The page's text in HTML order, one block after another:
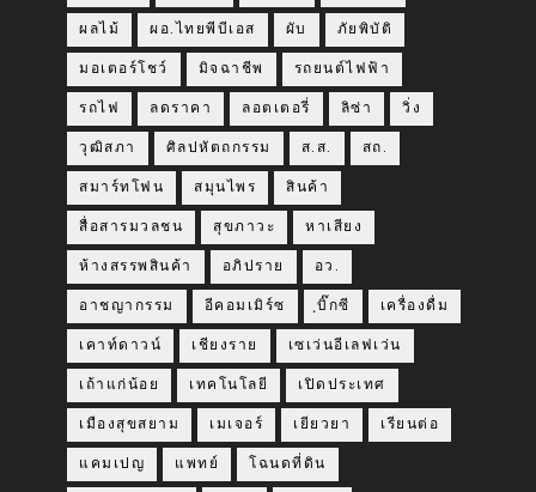
ผลไม้ ผอ.ไทยพีบีเอส ผับ ภัยพิบัติ
มอเตอร์โชว์ มิจฉาชีพ รถยนต์ไฟฟ้า
รถไฟ ลดราคา ลอตเตอรี่ ลิซ่า วิ่ง
วุฒิสภา ศิลปหัตถกรรม ส.ส. สถ.
สมาร์ทโฟน สมุนไพร สินค้า
สื่อสารมวลชน สุขภาวะ หาเสียง
ห้างสรรพสินค้า อภิปราย อว.
อาชญากรรม อีคอมเมิร์ซ ฺบิ๊กซี เครื่องดื่ม
เคาท์ดาวน์ เชียงราย เซเว่นอีเลฟเว่น
เถ้าแก่น้อย เทคโนโลยี เปิดประเทศ
เมืองสุขสยาม เมเจอร์ เยียวยา เรียนต่อ
แคมเปญ แพทย์ โฉนดที่ดิน